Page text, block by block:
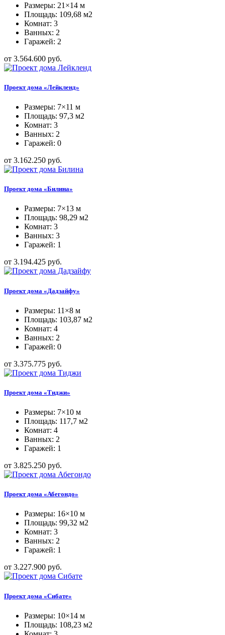
Размеры: 21×14 м
Площадь: 109,68 м2
Комнат: 3
Ванных: 2
Гаражей: 2
от 3.564.600 руб.
Проект дома «Лейкленд»
Размеры: 7×11 м
Площадь: 97,3 м2
Комнат: 3
Ванных: 2
Гаражей: 0
от 3.162.250 руб.
Проект дома «Билина»
Размеры: 7×13 м
Площадь: 98,29 м2
Комнат: 3
Ванных: 3
Гаражей: 1
от 3.194.425 руб.
Проект дома «Дадзайфу»
Размеры: 11×8 м
Площадь: 103,87 м2
Комнат: 4
Ванных: 2
Гаражей: 0
от 3.375.775 руб.
Проект дома «Тиджи»
Размеры: 7×10 м
Площадь: 117,7 м2
Комнат: 4
Ванных: 2
Гаражей: 1
от 3.825.250 руб.
Проект дома «Абегондо»
Размеры: 16×10 м
Площадь: 99,32 м2
Комнат: 3
Ванных: 2
Гаражей: 1
от 3.227.900 руб.
Проект дома «Сибате»
Размеры: 10×14 м
Площадь: 108,23 м2